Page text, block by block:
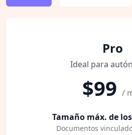
Pro
Ideal para
$99 /
Tamaño máx. de
Documentos